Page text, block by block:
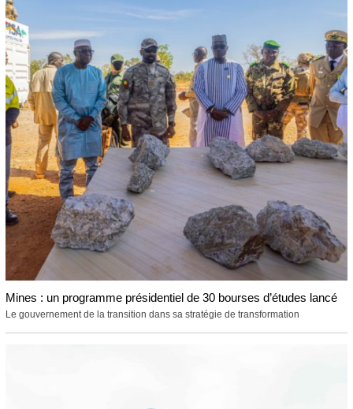
Mines : un programme présidentiel de 30 bourses d’études lancé
Le gouvernement de la transition dans sa stratégie de transformation